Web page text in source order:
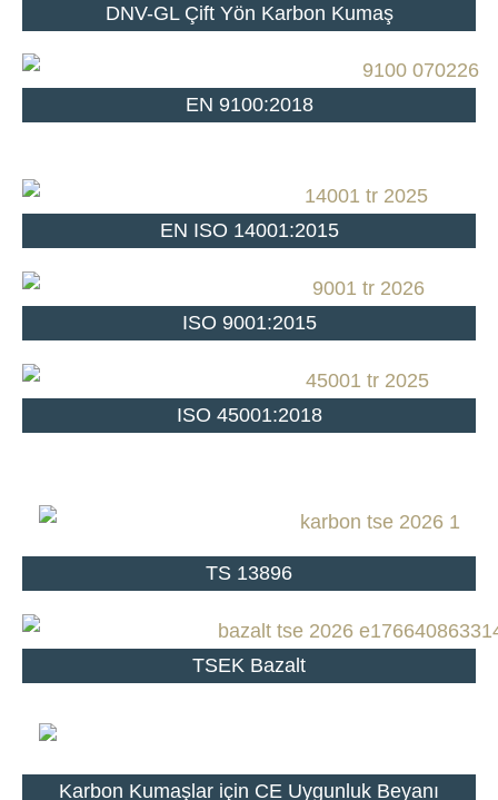
DNV-GL Çift Yön Karbon Kumaş
EN 9100:2018
EN ISO 14001:2015
ISO 9001:2015
ISO 45001:2018
TS 13896
TSEK Bazalt
Karbon Kumaşlar için CE Uygunluk Beyanı